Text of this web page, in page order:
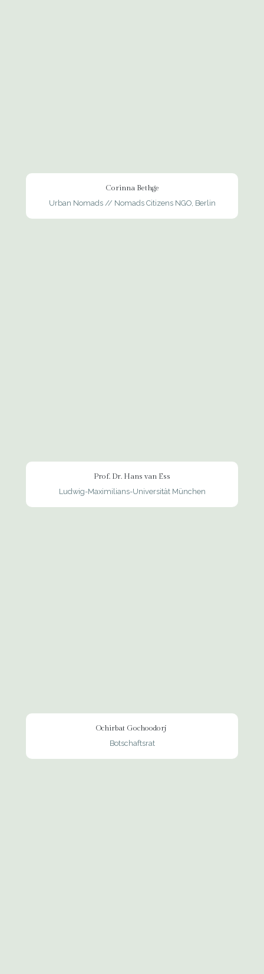
Corinna Bethge
Urban Nomads // Nomads Citizens NGO, Berlin
Prof. Dr. Hans van Ess
Ludwig-Maximilians-Universität München
Ochirbat Gochoodorj
Botschaftsrat